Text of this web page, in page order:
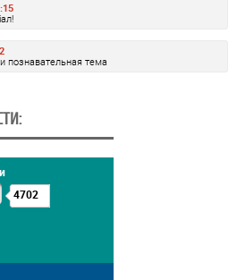
познавательная тема
4702